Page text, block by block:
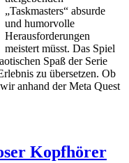
„Taskmasters“ absurde
und humorvolle
Herausforderungen
meistert müsst. Das Spiel
Spaß der Serie
zu übersetzen. Ob
anhand der Meta Quest
Kopfhörer